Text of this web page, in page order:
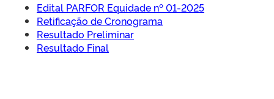
Edital PARFOR Equidade nº 01-2025
Retificação de Cronograma
Resultado Preliminar
Resultado Final